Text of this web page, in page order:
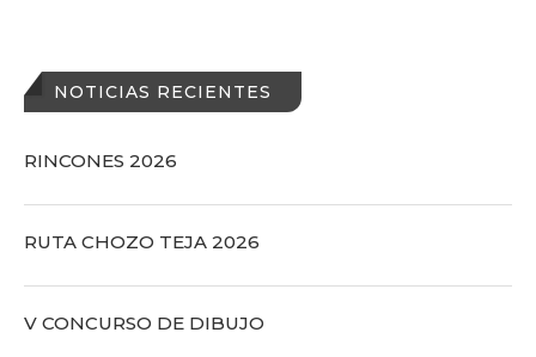
NOTICIAS RECIENTES
RINCONES 2026
RUTA CHOZO TEJA 2026
V CONCURSO DE DIBUJO